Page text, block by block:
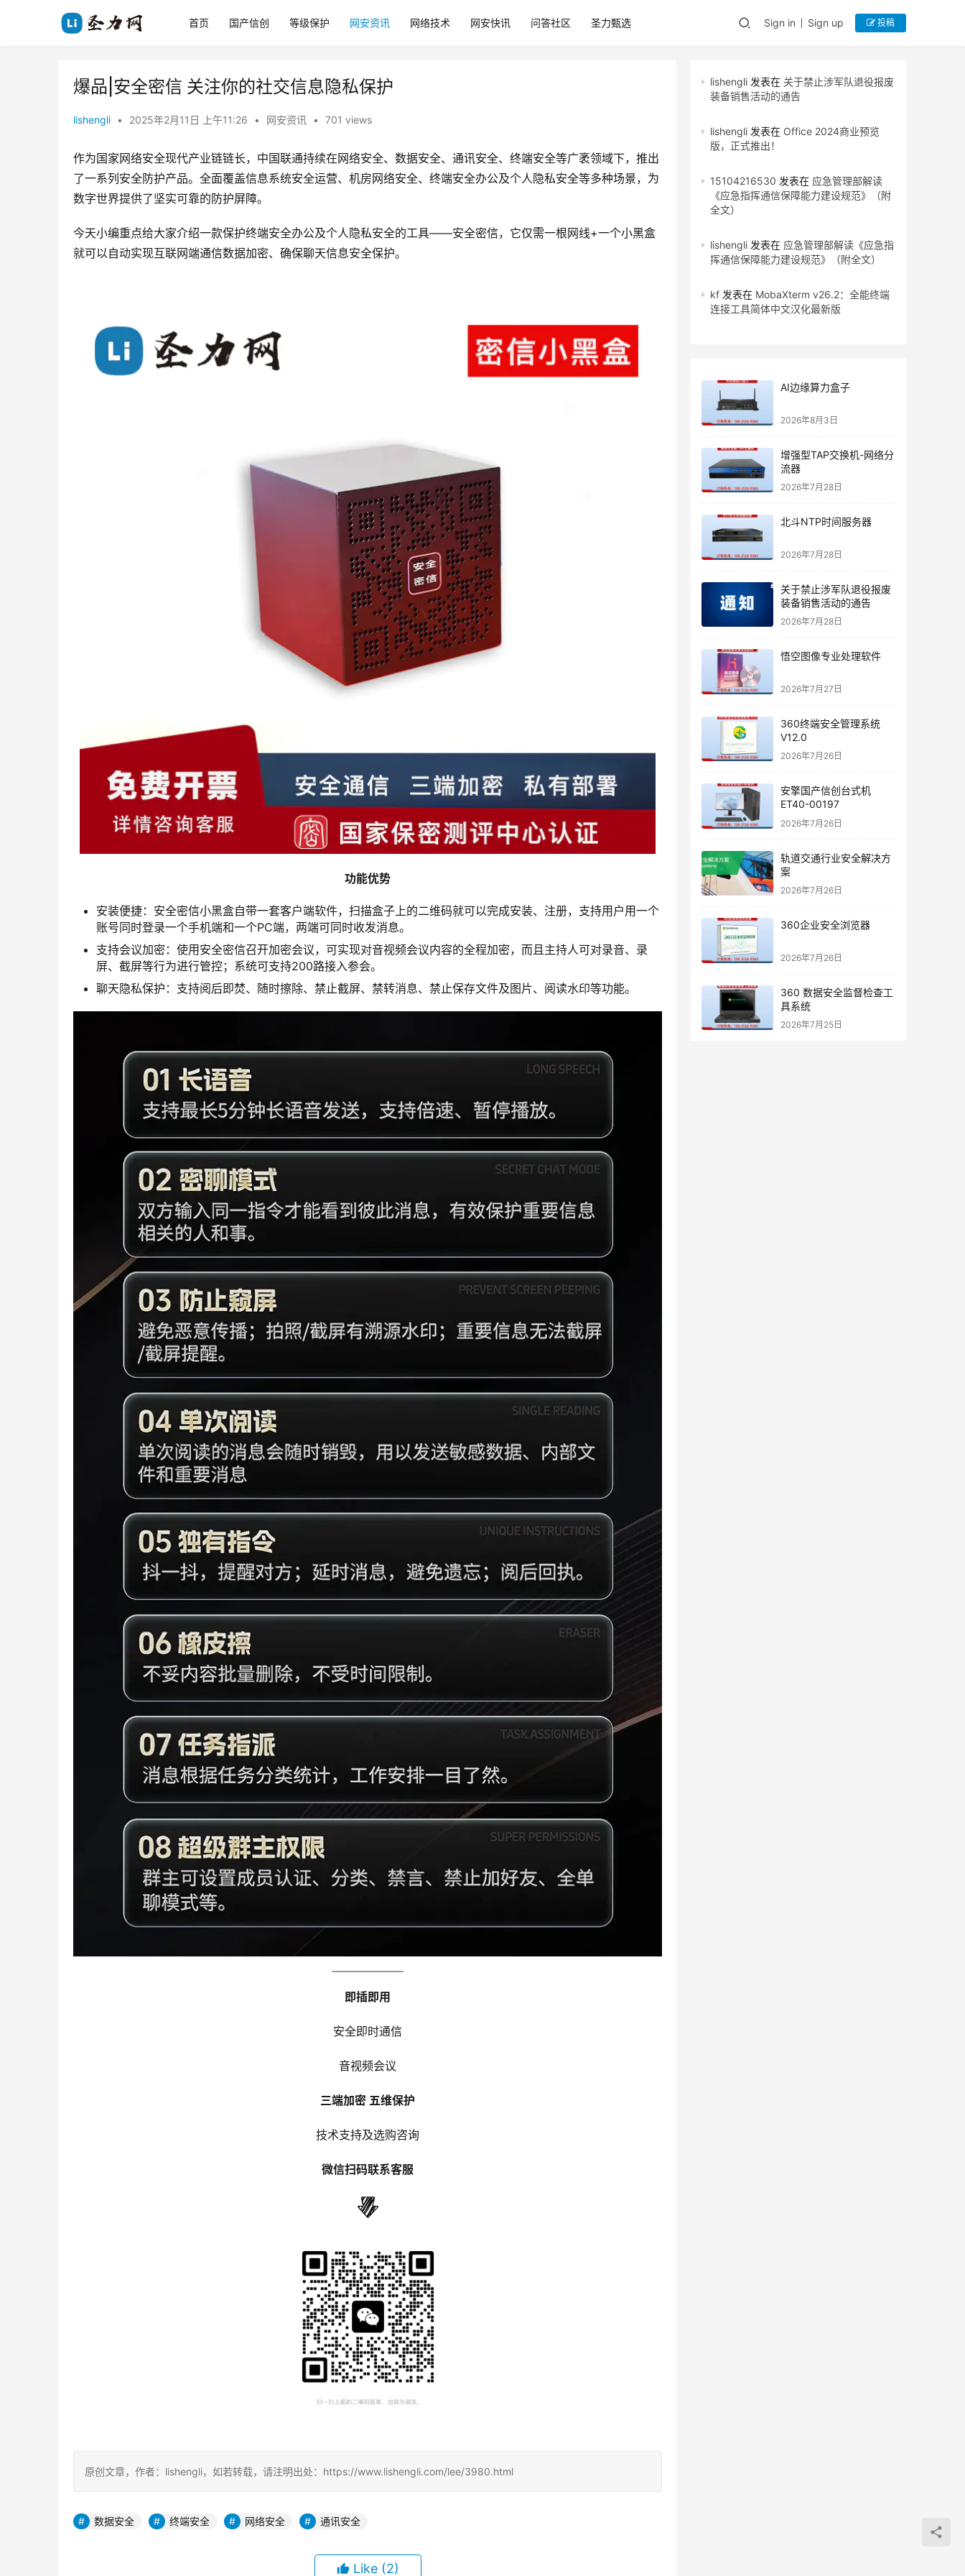
首页 国产信创 等级保护 网安资讯 网络技术 网安快讯 问答社区 圣力甄选 Sign in Sign up 投稿
爆品|安全密信 关注你的社交信息隐私保护
lishengli • 2025年2月11日 上午11:26 • 网安资讯 • 701 views
作为国家网络安全现代产业链链长，中国联通持续在网络安全、数据安全、通讯安全、终端安全等广袤领域下，推出
了一系列安全防护产品。全面覆盖信息系统安全运营、机房网络安全、终端安全办公及个人隐私安全等多种场景，为
数字世界提供了坚实可靠的防护屏障。
今天小编重点给大家介绍一款保护终端安全办公及个人隐私安全的工具——安全密信，它仅需一根网线+一个小黑盒
就可以自动实现互联网端通信数据加密、确保聊天信息安全保护。
功能优势
安装便捷：安全密信小黑盒自带一套客户端软件，扫描盒子上的二维码就可以完成安装、注册，支持用户用一个
账号同时登录一个手机端和一个PC端，两端可同时收发消息。
支持会议加密：使用安全密信召开加密会议，可实现对音视频会议内容的全程加密，而且主持人可对录音、录
屏、截屏等行为进行管控；系统可支持200路接入参会。
聊天隐私保护：支持阅后即焚、随时擦除、禁止截屏、禁转消息、禁止保存文件及图片、阅读水印等功能。
即插即用
安全即时通信
音视频会议
三端加密 五维保护
技术支持及选购咨询
微信扫码联系客服
原创文章，作者：lishengli，如若转载，请注明出处：https://www.lishengli.com/lee/3980.html
数据安全 终端安全 网络安全 通讯安全
Like (2)
lishengli 发表在 关于禁止涉军队退役报废
装备销售活动的通告
lishengli 发表在 Office 2024商业预览
版，正式推出！
15104216530 发表在 应急管理部解读
《应急指挥通信保障能力建设规范》（附
全文）
lishengli 发表在 应急管理部解读《应急指
挥通信保障能力建设规范》（附全文）
kf 发表在 MobaXterm v26.2：全能终端
连接工具简体中文汉化最新版
AI边缘算力盒子
2026年8月3日
增强型TAP交换机-网络分
流器
2026年7月28日
北斗NTP时间服务器
2026年7月28日
关于禁止涉军队退役报废
装备销售活动的通告
2026年7月28日
悟空图像专业处理软件
2026年7月27日
360终端安全管理系统
V12.0
2026年7月26日
安擎国产信创台式机
ET40-00197
2026年7月26日
轨道交通行业安全解决方
案
2026年7月26日
360企业安全浏览器
2026年7月26日
360 数据安全监督检查工
具系统
2026年7月25日